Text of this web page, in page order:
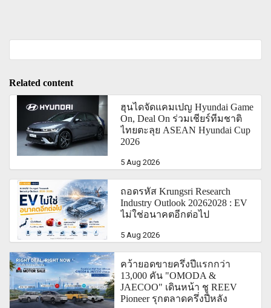
Related content
ฮุนไดจัดแคมเปญ Hyundai Game
On, Deal On ร่วมเชียร์ทีมชาติ
ไทยตะลุย ASEAN Hyundai Cup
2026
5 Aug 2026
ถอดรหัส Krungsri Research
Industry Outlook 20262028 : EV
ไม่ใช่อนาคตอีกต่อไป
5 Aug 2026
คว้ายอดขายครึ่งปีแรกกว่า
13,000 คัน "OMODA &
JAECOO" เดินหน้า ชู REEV
Pioneer รุกตลาดครึ่งปีหลัง